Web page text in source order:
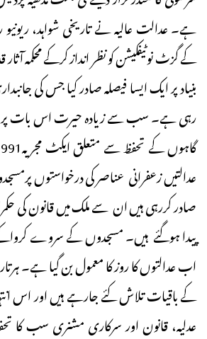
ہے۔ عدالت عالیہ نے تاریخی شواہد،
کے گزٹ نوٹیفکیشن کو نظر انداز کرکے محکمہ
بنیاد پر ایک ایسا فیصلہ صادر کیا جس کی
رہی ہے۔ سب سے زیادہ حیرت اس بات پر
عدالتیں زعفرانی عناصر کی درخواستوں
صادر کررہی ہیں ان سے ملک میں قانون کی
پیدا ہوگئے ہیں۔ مسجدوں کے سروے کرواکے
اب عدالتوں کا روز کا معمول بن گیا ہے۔
کے باقیات تلاش کئے جارہے ہیں اور اس
عدلیہ، قانون اور سرکاری مشنری سب